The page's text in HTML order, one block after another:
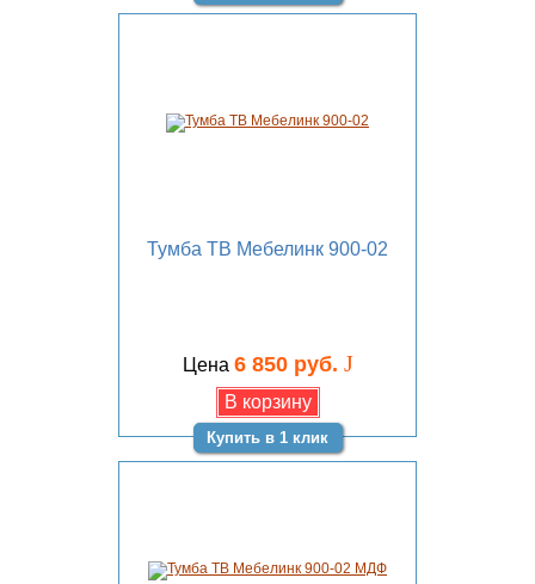
Тумба ТВ Мебелинк 900-02
Цена 6 850 руб. J
Купить в 1 клик